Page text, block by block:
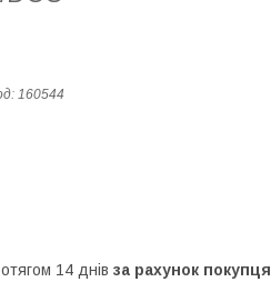
160544
14 днів за рахунок покупця